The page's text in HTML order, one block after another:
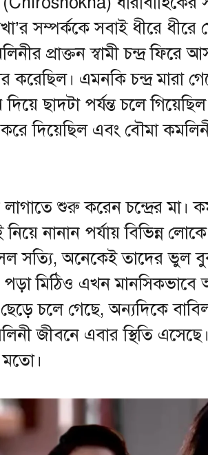
সম্পর্ককে সবাই ধীরে ধীরে
প্রাক্তন স্বামী চন্দ্র ফিরে
করেছিল। এমনকি চন্দ্র মারা
ছাদটা পর্যন্ত চলে
দিয়েছিল এবং বৌমা
শুরু করেন চন্দ্রের মা।
নানান পর্যায় বিভিন্ন
সত্যি, অনেকেই তাদের ভুল
পড়া মিঠিও এখন মানসিকভাবে
চলে গেছে, অন্যদিকে
জীবনে এবার স্থিতি এসেছে।
মতো।